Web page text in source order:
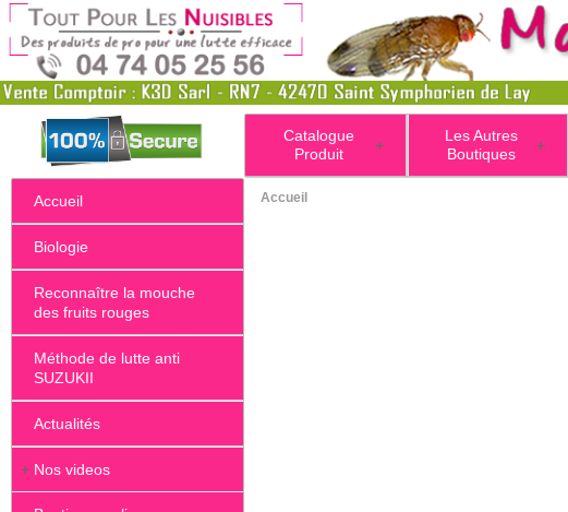
+
Catalogue
Produit
+
Les Autres
Boutiques
Accueil
Biologie
Reconnaître la mouche
des fruits rouges
Méthode de lutte anti
SUZUKII
Actualités
+ Nos videos
Accueil